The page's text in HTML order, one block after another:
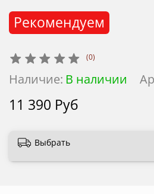
(0)
Наличие: В наличии
Рекомендуем
11 390 Руб
Выбрать